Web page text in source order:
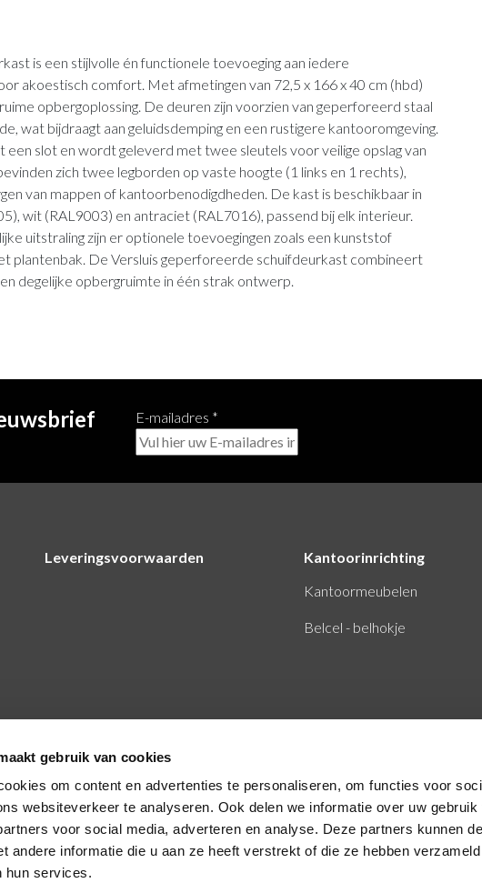
gebruik van cookies
om content en advertenties te personaliseren, om functies voor
websiteverkeer te analyseren. Ook delen we informatie over uw gebruik
voor social media, adverteren en analyse. Deze partners kunnen
andere informatie die u aan ze heeft verstrekt of die ze hebben
hun services.
is een stijlvolle én functionele toevoeging aan iedere
akoestisch comfort. Met afmetingen van 72,5 x 166 x 40 cm (hbd)
opbergoplossing. De deuren zijn voorzien van geperforeerd staal
wat bijdraagt aan geluidsdemping en een rustigere kantooromgeving.
slot en wordt geleverd met twee sleutels voor veilige opslag van
zich twee legborden op vaste hoogte (1 links en 1 rechts),
van mappen of kantoorbenodigdheden. De kast is beschikbaar in
wit (RAL9003) en antraciet (RAL7016), passend bij elk interieur.
uitstraling zijn er optionele toevoegingen zoals een kunststof
plantenbak. De Versluis geperforeerde schuifdeurkast combineert
degelijke opbergruimte in één strak ontwerp.
E-mailadres *
Leveringsvoorwaarden
Kantoorinrichting
Kantoormeubelen
Belcel - belhokje